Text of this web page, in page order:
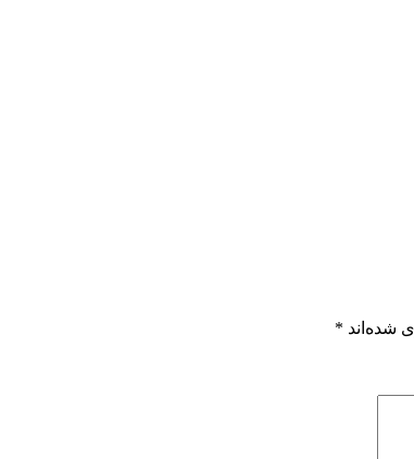
شده‌اند *